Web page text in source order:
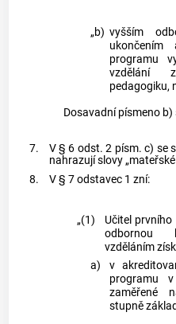
„b) vyšším
ukončením
programu
vzdělání
pedagogiku,
Dosavadní písmeno
7.
V § 6 odst. 2 písm. c) se
nahrazují slovy „mateřské
8.
V § 7 odstavec 1 zní:
„(1)
Učitel
odbornou
vzděláním
a)
v
programu
zaměřené
stupně